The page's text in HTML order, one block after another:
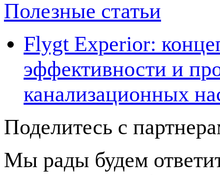
Полезные статьи
Flygt Experior:
эффективности и
канализационных
Поделитесь с
Мы рады будем